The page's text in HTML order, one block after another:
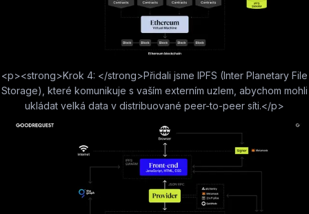
<p><strong>Krok 4: </strong>Přidali jsme IPFS (Inter Planetary File
Storage), které komunikuje s vaším externím uzlem, abychom mohli
ukládat velká data v distribuované peer-to-peer síti.</p>